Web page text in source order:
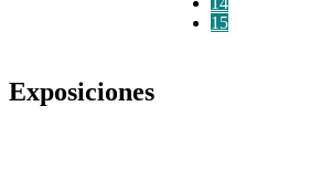
15
Exposiciones